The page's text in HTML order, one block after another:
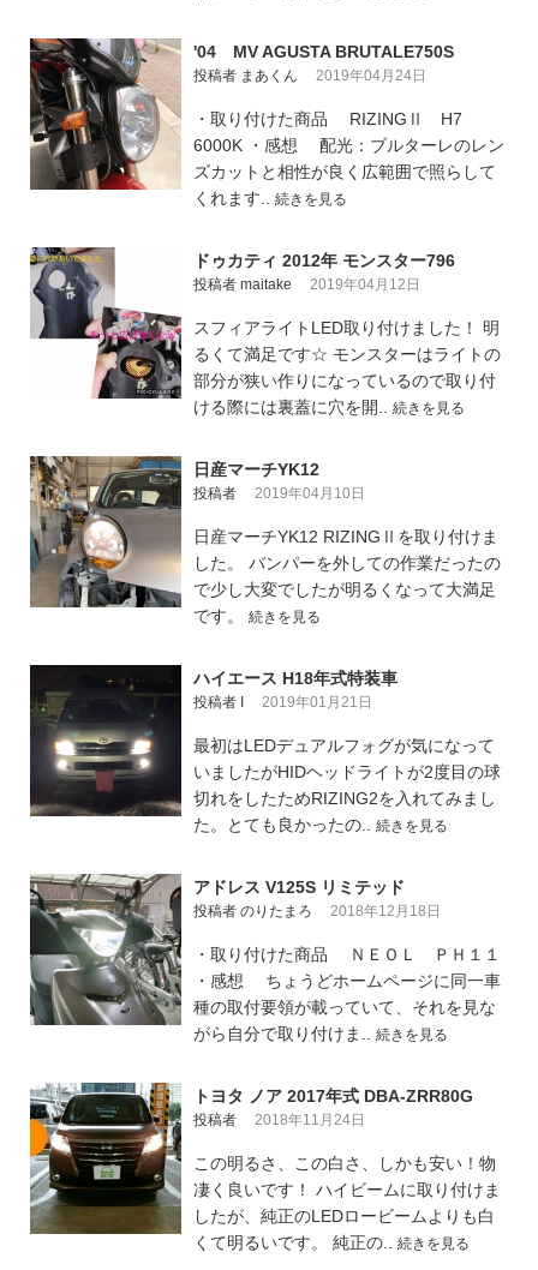
'04 MV AGUSTA BRUTALE750S
投稿者 まあくん 2019年04月24日
・取り付けた商品 RIZINGⅡ H7
6000K ・感想 配光：ブルターレのレン
ズカットと相性が良く広範囲で照らして
くれます.. 続きを見る
ドゥカティ 2012年 モンスター796
投稿者 maitake 2019年04月12日
スフィアライトLED取り付けました！ 明
るくて満足です☆ モンスターはライトの
部分が狭い作りになっているので取り付
ける際には裏蓋に穴を開.. 続きを見る
日産マーチYK12
投稿者 2019年04月10日
日産マーチYK12 RIZINGⅡを取り付けま
した。 バンパーを外しての作業だったの
で少し大変でしたが明るくなって大満足
です。 続きを見る
ハイエース H18年式特装車
投稿者 I 2019年01月21日
最初はLEDデュアルフォグが気になって
いましたがHIDヘッドライトが2度目の球
切れをしたためRIZING2を入れてみまし
た。とても良かったの.. 続きを見る
アドレス V125S リミテッド
投稿者 のりたまろ 2018年12月18日
・取り付けた商品 ＮＥＯＬ ＰＨ１１
・感想 ちょうどホームページに同一車
種の取付要領が載っていて、それを見な
がら自分で取り付けま.. 続きを見る
トヨタ ノア 2017年式 DBA-ZRR80G
投稿者 2018年11月24日
この明るさ、この白さ、しかも安い！物
凄く良いです！ ハイビームに取り付けま
したが、純正のLEDロービームよりも白
くて明るいです。 純正の.. 続きを見る